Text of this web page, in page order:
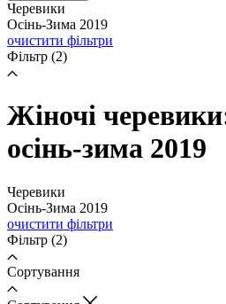
Черевики
Осінь-Зима 2019
очистити фільтри
Фільтр (2)
Жіночі
осінь-зима 2019
Черевики
Осінь-Зима 2019
очистити фільтри
Фільтр (2)
Сортування